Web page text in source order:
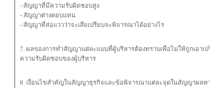
- สัญญาที่มีความรับผิดชอบสูง
- สัญญาต่างตอบแทน
- สัญญาที่ส่อแววว่าจะเสียเปรียบจะพิจารณาได้อย่างไร
7. ผลของการทำสัญญาแต่ละแบบที่ผู้บริหารต้องทราบเพื่อไม่ให้ถูกเอาเปรี
ความรับผิดชอบของผู้บริหาร
8. เงื่อนไขสำคัญในสัญญาธุรกิจและข้อพิจารณาแต่ละจุดในสัญญาผลทาง